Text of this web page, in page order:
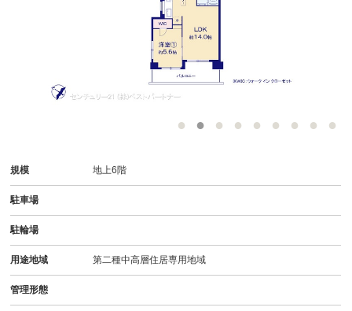
規模 地上6階
駐車場
駐輪場
用途地域 第二種中高層住居専用地域
管理形態